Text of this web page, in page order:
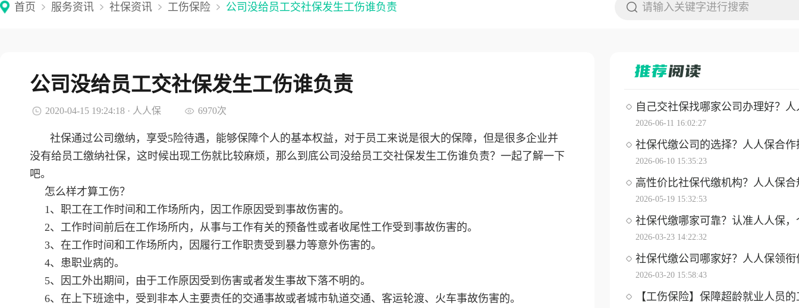
首页 服务资讯 社保资讯 工伤保险 公司没给员工交社保发生工伤谁负责
公司没给员工交社保发生工伤谁负责
2020-04-15 19:24:18 · 人人保 6970次
社保通过公司缴纳，享受5险待遇，能够保障个人的基本权益，对于员工来说是很大的保障，但是很多企业并
没有给员工缴纳社保，这时候出现工伤就比较麻烦，那么到底公司没给员工交社保发生工伤谁负责？一起了解一下
吧。
怎么样才算工伤？
1、职工在工作时间和工作场所内，因工作原因受到事故伤害的。
2、工作时间前后在工作场所内，从事与工作有关的预备性或者收尾性工作受到事故伤害的。
3、在工作时间和工作场所内，因履行工作职责受到暴力等意外伤害的。
4、患职业病的。
5、因工外出期间，由于工作原因受到伤害或者发生事故下落不明的。
6、在上下班途中，受到非本人主要责任的交通事故或者城市轨道交通、客运轮渡、火车事故伤害的。
自己交社保找哪家公司办理好？人
2026-06-11 16:02:27
社保代缴公司的选择？人人保合作
2026-06-10 15:35:23
高性价比社保代缴机构？人人保合
2026-05-19 15:32:53
社保代缴哪家可靠？认准人人保，
2026-03-23 14:22:32
社保代缴公司哪家好？人人保领衔
2026-03-20 15:58:43
【工伤保险】保障超龄就业人员